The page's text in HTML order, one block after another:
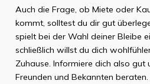
Auch die Frage, ob Miete oder
kommt, solltest du dir gut
spielt bei der Wahl deiner Bleibe
schließlich willst du dich
Zuhause. Informiere dich also gut
Freunden und Bekannten